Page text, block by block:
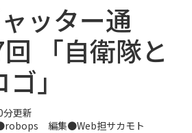
ャッター通
「自衛隊と
」
分更新
robops 編集●Web担サカモト